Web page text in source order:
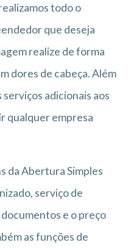
todo o
que deseja
realize de forma
dores de cabeça. Além
adicionais aos
qualquer empresa
da Abertura Simples
serviço de
e o preço
as funções de